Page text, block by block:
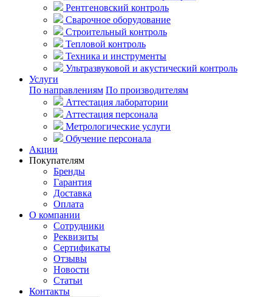
Рентгеновский контроль
Сварочное оборудование
Строительный контроль
Тепловой контроль
Техника и инструменты
Ультразвуковой и акустический контроль
Услуги
По направлениям По производителям
Аттестация лаборатории
Аттестация персонала
Метрологические услуги
Обучение персонала
Акции
Покупателям
Бренды
Гарантия
Доставка
Оплата
О компании
Сотрудники
Реквизиты
Сертификаты
Отзывы
Новости
Статьи
Контакты